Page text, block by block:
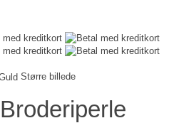
Større billede